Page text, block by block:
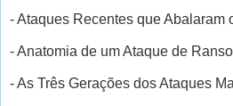
- Ataques Recentes que Abalaram
- Anatomia de um Ataque de
- As Três Gerações dos Ataques